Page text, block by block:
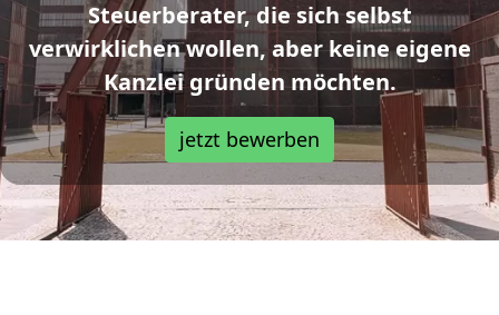
Steuerberater, die sich selbst
verwirklichen wollen, aber keine eigene
Kanzlei gründen möchten.
jetzt bewerben